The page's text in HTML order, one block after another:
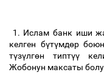
1. Ислам банк иши
келген бүтүмдөр
түзүлгөн типтүү
Жобонун максаты